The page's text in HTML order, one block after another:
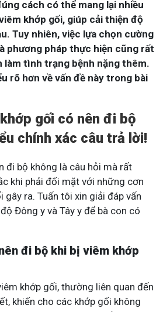
cách có thể mang lại nhiều
khớp gối, giúp cải thiện độ
Tuy nhiên, việc lựa chọn cường
phương pháp thực hiện cũng rất
làm tình trạng bệnh nặng thêm.
rõ hơn về vấn đề này trong bài
gối có nên đi bộ
chính xác câu trả lời!
đi bộ không là câu hỏi mà rất
khi phải đối mặt với những cơn
gây ra. Tuấn tôi xin giải đáp vấn
Đông y và Tây y để bà con có
đi bộ khi bị viêm khớp
khớp gối, thường liên quan đến
khiến cho các khớp gối không